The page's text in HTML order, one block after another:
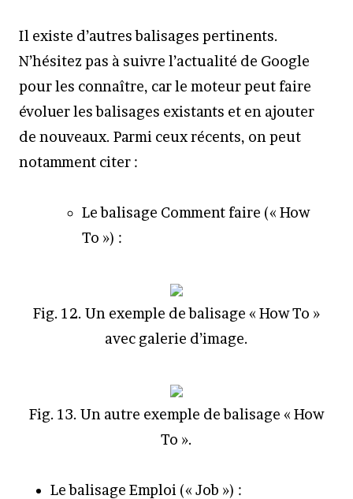
Il existe d’autres balisages pertinents.
N’hésitez pas à suivre l’actualité de Google
pour les connaître, car le moteur peut faire
évoluer les balisages existants et en ajouter
de nouveaux. Parmi ceux récents, on peut
notamment citer :
Le balisage Comment faire (« How
To ») :
Fig. 12. Un exemple de balisage « How To »
avec galerie d’image.
Fig. 13. Un autre exemple de balisage « How
To ».
Le balisage Emploi (« Job ») :